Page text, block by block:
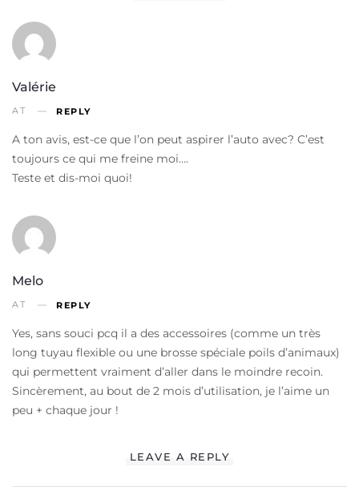
Valérie
AT REPLY
A ton avis, est-ce que l’on peut aspirer l’auto avec? C’est
toujours ce qui me freine moi….
Teste et dis-moi quoi!
Melo
AT REPLY
Yes, sans souci pcq il a des accessoires (comme un très
long tuyau flexible ou une brosse spéciale poils d’animaux)
qui permettent vraiment d’aller dans le moindre recoin.
Sincèrement, au bout de 2 mois d’utilisation, je l’aime un
peu + chaque jour !
LEAVE A REPLY